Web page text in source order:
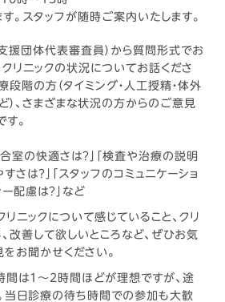
。スタッフが随時ご案内いたします。
援団体代表審査員）から質問形式でお
リニックの状況についてお話くださ
段階の方（タイミング・人工授精・体外
）、さまざまな状況の方からのご意見
。
合室の快適さは？」「検査や治療の説明
さは？」「スタッフのコミュニケーショ
ー配慮は？」など
ニックについて感じていること、クリ
改善して欲しいところなど、ぜひお気
お聞かせください。
間は1～2時間ほどが理想ですが、途
当日診療の待ち時間での参加も大歓